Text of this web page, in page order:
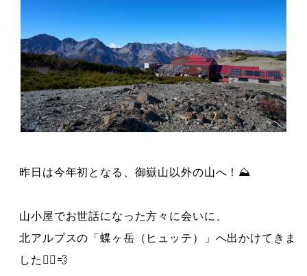
昨日は今年初となる、御嶽山以外の山へ！⛰️
山小屋でお世話になった方々に会いに、
北アルプスの「蝶ヶ岳（ヒュッテ）」へ出かけてきま
した🏃‍♂️💨